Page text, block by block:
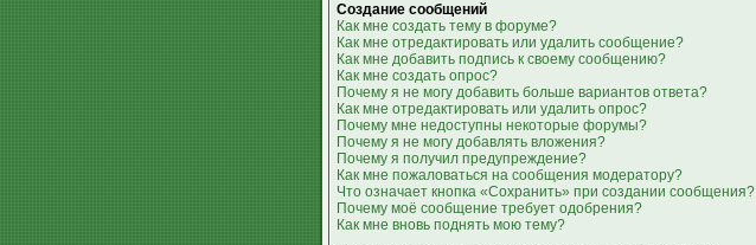
Создание сообщений
Как мне создать тему в форуме?
Как мне отредактировать или удалить сообщение?
Как мне добавить подпись к своему сообщению?
Как мне создать опрос?
Почему я не могу добавить больше вариантов ответа?
Как мне отредактировать или удалить опрос?
Почему мне недоступны некоторые форумы?
Почему я не могу добавлять вложения?
Почему я получил предупреждение?
Как мне пожаловаться на сообщения модератору?
Что означает кнопка «Сохранить» при создании сообщения?
Почему моё сообщение требует одобрения?
Как мне вновь поднять мою тему?